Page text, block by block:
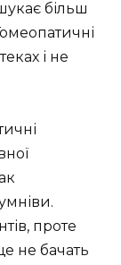
більш
і не
проте
не бачать